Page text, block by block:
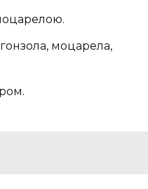
моцарела,